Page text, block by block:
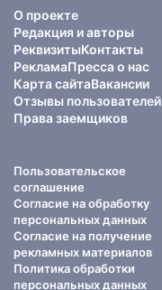
О проекте
Редакция и авторы
РеквизитыКонтакты
РекламаПресса о нас
Карта сайтаВакансии
Отзывы пользователей
Права заемщиков
Пользовательское
соглашение
Согласие на обработку
персональных данных
Согласие на получение
рекламных материалов
Политика обработки
персональных данных